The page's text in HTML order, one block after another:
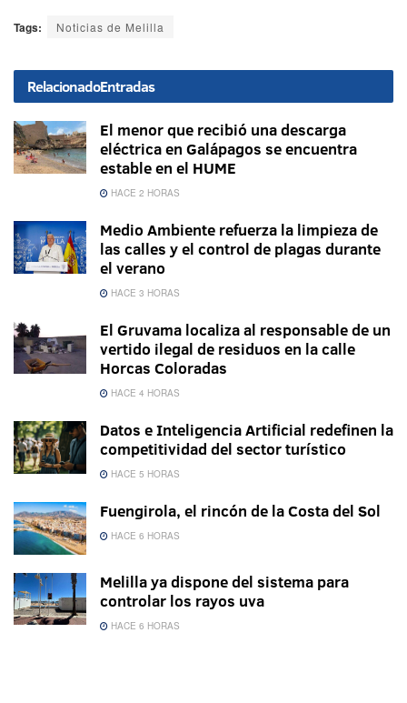
Tags: Noticias de Melilla
RelacionadoEntradas
El menor que recibió una descarga
eléctrica en Galápagos se encuentra
estable en el HUME
HACE 2 HORAS
Medio Ambiente refuerza la limpieza de
las calles y el control de plagas durante
el verano
HACE 3 HORAS
El Gruvama localiza al responsable de un
vertido ilegal de residuos en la calle
Horcas Coloradas
HACE 4 HORAS
Datos e Inteligencia Artificial redefinen la
competitividad del sector turístico
HACE 5 HORAS
Fuengirola, el rincón de la Costa del Sol
HACE 6 HORAS
Melilla ya dispone del sistema para
controlar los rayos uva
HACE 6 HORAS